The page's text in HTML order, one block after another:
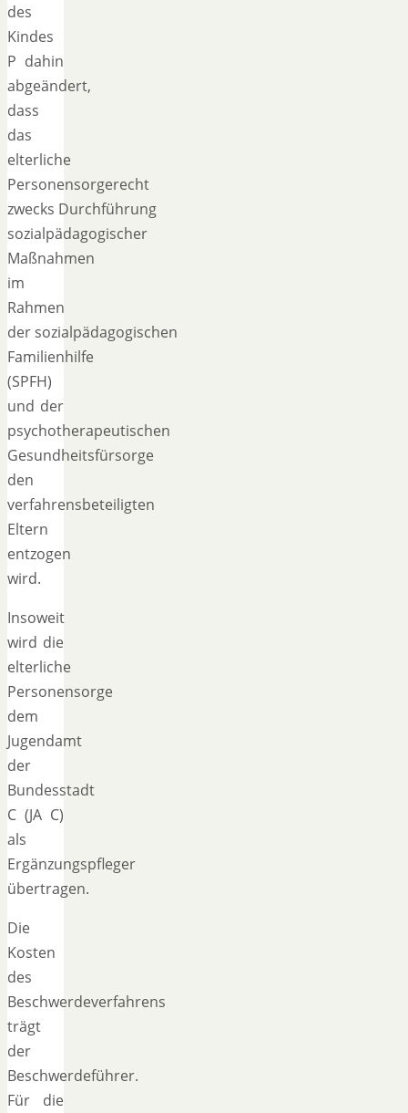
des
Kindes
P dahin
abgeändert,
dass
das
elterliche
Personensorgerecht
zwecks Durchführung
sozialpädagogischer
Maßnahmen
im
Rahmen
der sozialpädagogischen
Familienhilfe
(SPFH)
und der
psychotherapeutischen
Gesundheitsfürsorge
den
verfahrensbeteiligten
Eltern
entzogen
wird.
Insoweit
wird die
elterliche
Personensorge
dem
Jugendamt
der
Bundesstadt
C (JA C)
als
Ergänzungspfleger
übertragen.
Die
Kosten
des
Beschwerdeverfahrens
trägt
der
Beschwerdeführer.
Für die